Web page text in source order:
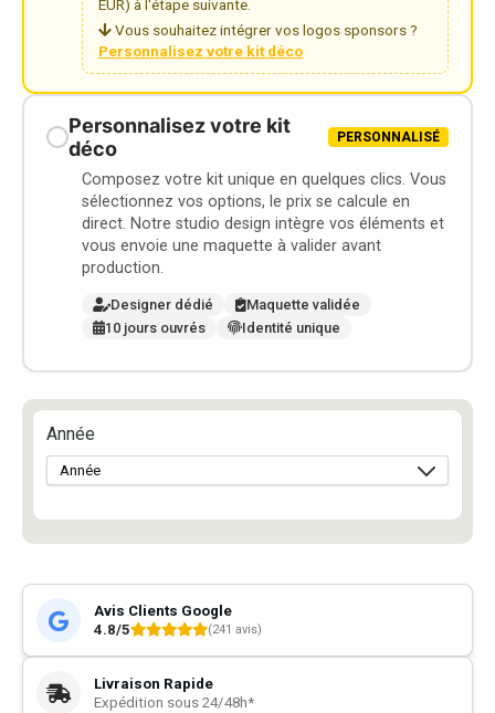
EUR) à l'étape suivante.
Vous souhaitez intégrer vos logos sponsors ?
Personnalisez votre kit déco
Personnalisez votre kit
déco
PERSONNALISÉ
Composez votre kit unique en quelques clics. Vous
sélectionnez vos options, le prix se calcule en
direct. Notre studio design intègre vos éléments et
vous envoie une maquette à valider avant
production.
Designer dédié
Maquette validée
10 jours ouvrés
Identité unique
Année
Avis Clients Google
4.8/5
(241 avis)
Livraison Rapide
Expédition sous 24/48h*